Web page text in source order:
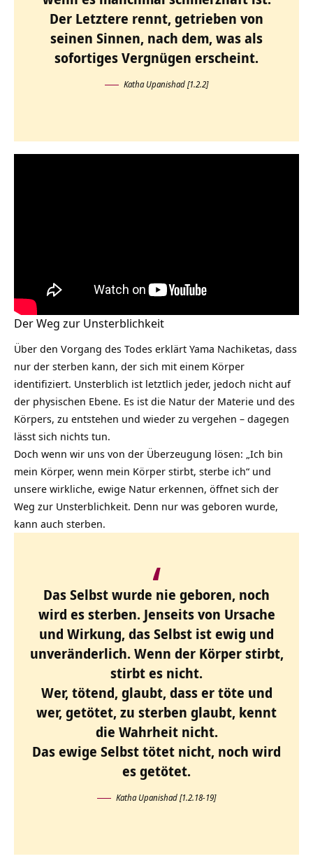
Der Letztere rennt, getrieben von
seinen Sinnen, nach dem, was als
sofortiges Vergnügen erscheint.
Katha Upanishad [1.2.2]
Der Weg zur Unsterblichkeit
Über den Vorgang des Todes erklärt Yama Nachiketas, dass
nur der sterben kann, der sich mit einem Körper
identifiziert. Unsterblich ist letztlich jeder, jedoch nicht auf
der physischen Ebene. Es ist die Natur der Materie und des
Körpers, zu entstehen und wieder zu vergehen – dagegen
lässt sich nichts tun.
Doch wenn wir uns von der Überzeugung lösen: „Ich bin
mein Körper, wenn mein Körper stirbt, sterbe ich“ und
unsere wirkliche, ewige Natur erkennen, öffnet sich der
Weg zur Unsterblichkeit. Denn nur was geboren wurde,
kann auch sterben.
Das Selbst wurde nie geboren, noch
wird es sterben. Jenseits von Ursache
und Wirkung, das Selbst ist ewig und
unveränderlich. Wenn der Körper stirbt,
stirbt es nicht.
Wer, tötend, glaubt, dass er töte und
wer, getötet, zu sterben glaubt, kennt
die Wahrheit nicht.
Das ewige Selbst tötet nicht, noch wird
es getötet.
Katha Upanishad [1.2.18-19]